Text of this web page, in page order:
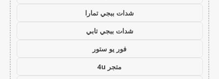
شدات ببجي تمارا
شدات ببجي تابي
فور يو ستور
متجر 4u